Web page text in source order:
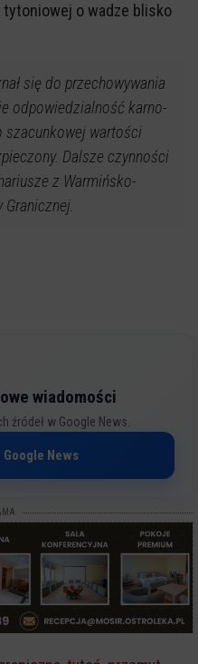
tytoniowej o wadze blisko
się do przechowywania
odpowiedzialność karno-
szacunkowej wartości
Dalsze czynności
z Warmińsko-
Granicznej.
wiadomości
źródeł w Google News.
News